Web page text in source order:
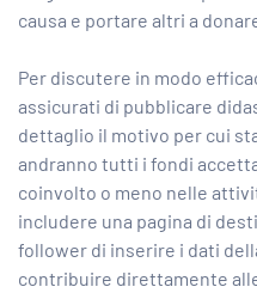
causa e portare altri a
Per discutere in modo
assicurati di pubblicare
dettaglio il motivo per cui
andranno tutti i fondi
coinvolto o meno nelle
includere una pagina di
follower di inserire i dati
contribuire direttamente